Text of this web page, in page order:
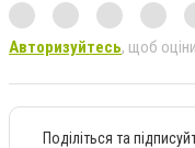
Авторизуйтесь, щоб
Поділіться та